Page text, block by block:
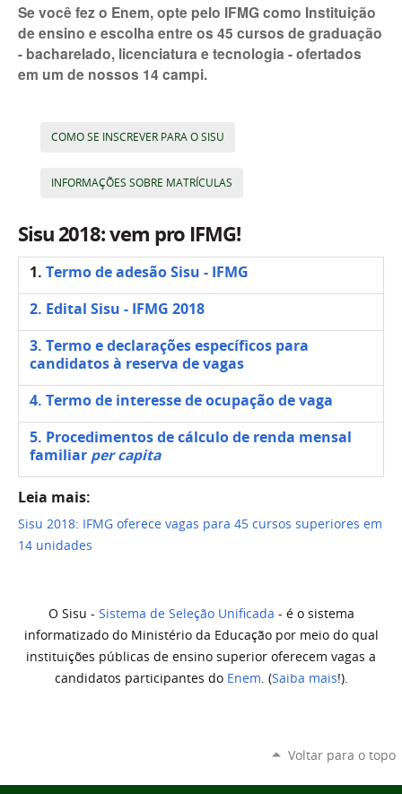
Se você fez o Enem, opte pelo IFMG como Instituição
de ensino e escolha entre os 45 cursos de graduação
- bacharelado, licenciatura e tecnologia - ofertados
em um de nossos 14 campi.
COMO SE INSCREVER PARA O SISU
INFORMAÇÕES SOBRE MATRÍCULAS
Sisu 2018: vem pro IFMG!
1.Termo de adesão Sisu - IFMG
2. Edital Sisu - IFMG 2018
3. Termo e declarações específicos para
candidatos à reserva de vagas
4. Termo de interesse de ocupação de vaga
5. Procedimentos de cálculo de renda mensal
familiar per capita
Leia mais:
Sisu 2018: IFMG oferece vagas para 45 cursos superiores em
14 unidades
O Sisu - Sistema de Seleção Unificada - é o sistema
informatizado do Ministério da Educação por meio do qual
instituições públicas de ensino superior oferecem vagas a
candidatos participantes do Enem . (Saiba mais!).
Voltar para o topo